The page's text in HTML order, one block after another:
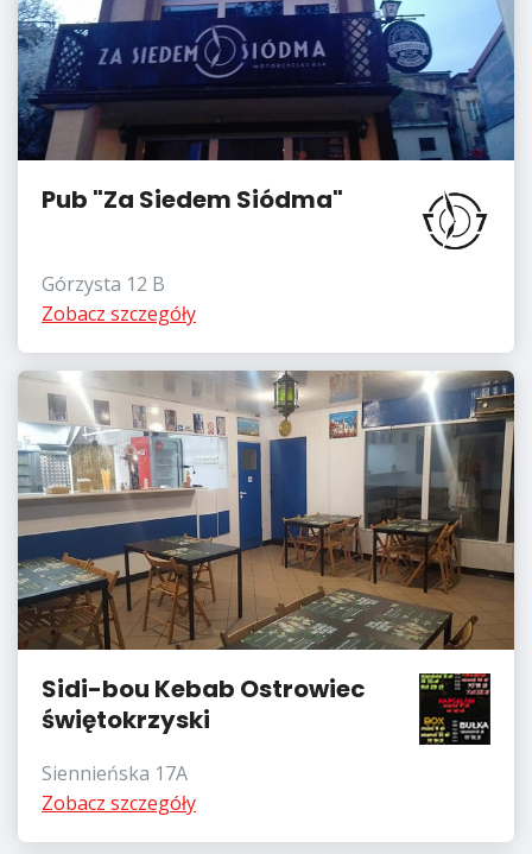
Pub "Za Siedem Siódma"
Górzysta 12 B
Zobacz szczegóły
Sidi-bou Kebab Ostrowiec
świętokrzyski
Siennieńska 17A
Zobacz szczegóły